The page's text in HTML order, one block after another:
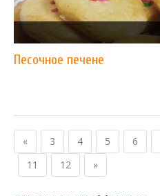
Песочное печене
« 3 4 5 6
11
12 »